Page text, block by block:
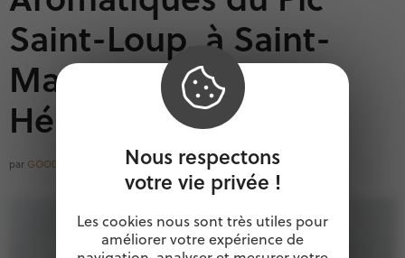
Saint-Loup, à Saint-
Martin-de-Londres,
Hérault
par GOODOCCITANIE
Nous respectons
votre vie privée !
Les cookies nous sont très utiles pour
améliorer votre expérience de